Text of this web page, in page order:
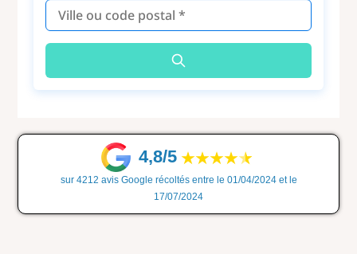
4,8/5
sur 4212 avis Google récoltés entre le 01/04/2024 et le
17/07/2024